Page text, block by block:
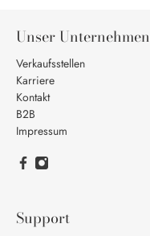
Unser Unternehmen
Verkaufsstellen
Karriere
Kontakt
B2B
Impressum
Support